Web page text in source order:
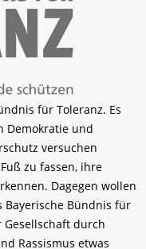
für Toleranz. Es
Demokratie und
versuchen
zu fassen, ihre
Dagegen wollen
Bayerische Bündnis für
durch
Rassismus etwas